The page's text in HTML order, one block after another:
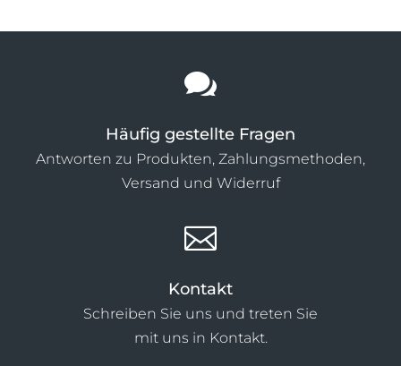

Häufig gestellte Fragen
Antworten zu Produkten, Zahlungsmethoden,
Versand und Widerruf

Kontakt
Schreiben Sie uns und treten Sie
mit uns in Kontakt.